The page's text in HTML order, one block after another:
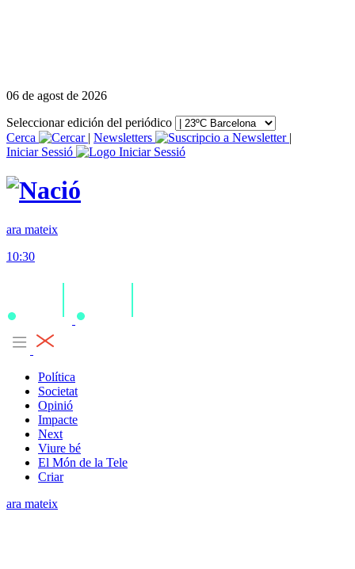
06 de agost de 2026
Seleccionar edición del periódico
Cerca
| Newsletters
|
Iniciar Sessió
ara mateix
10:30
Política
Societat
Opinió
Impacte
Next
Viure bé
El Món de la Tele
Criar
ara mateix